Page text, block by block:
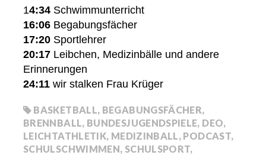
14:34 Schwimmunterricht
16:06 Begabungsfächer
17:20 Sportlehrer
20:17 Leibchen, Medizinbälle und andere
Erinnerungen
24:11 wir stalken Frau Krüger
BASKETBALL, BEGABUNGSFÄCHER,
BRENNBALL, BUNDESJUGENDSPIELE, DEO,
LEICHTATHLETIK, MEDIZINBALL, PODCAST,
SCHULSCHWIMMEN, SCHULSPORT,